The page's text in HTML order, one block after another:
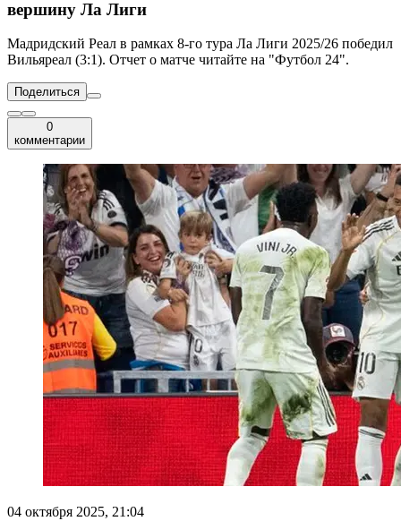
вершину Ла Лиги
Мадридский Реал в рамках 8-го тура Ла Лиги 2025/26 победил
Вильяреал (3:1). Отчет о матче читайте на "Футбол 24".
Поделиться
0
комментарии
04 октября 2025, 21:04